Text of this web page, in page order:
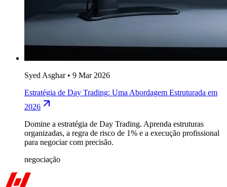
Syed Asghar• 9 Mar 2026
Estratégia de Day Trading: Uma Abordagem Estruturada em
2026
Domine a estratégia de Day Trading. Aprenda estruturas
organizadas, a regra de risco de 1% e a execução profissional
para negociar com precisão.
negociação